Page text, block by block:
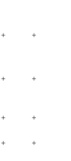
+ +
+ +
+ +
+ +